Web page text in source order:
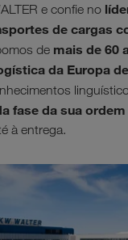
e confie no
de cargas
de mais de 60
da Europa
fase da sua
à entrega.